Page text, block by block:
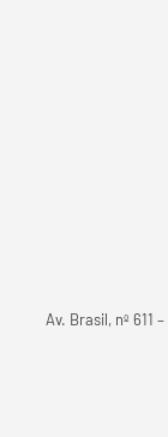
Av. Brasil, nº 611